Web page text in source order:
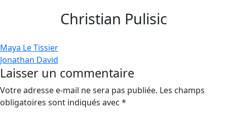
Christian Pulisic
Navigation
de
l’article
Maya Le Tissier
Jonathan David
Laisser un commentaire
Votre adresse e-mail ne sera pas publiée. Les champs
obligatoires sont indiqués avec *